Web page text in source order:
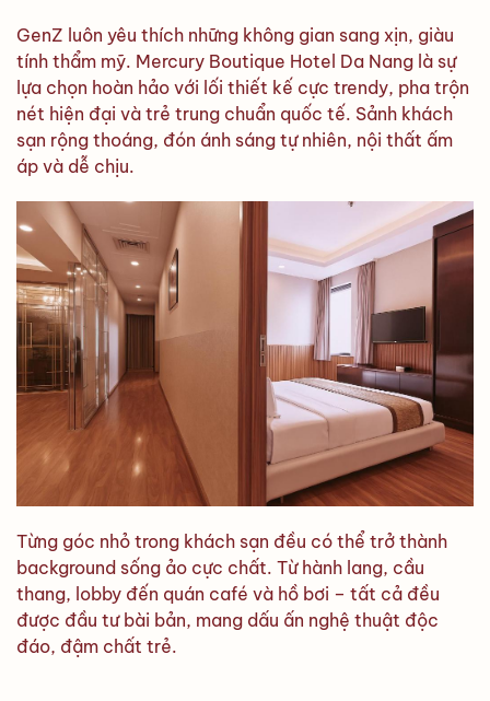
GenZ luôn yêu thích những không gian sang xịn, giàu
tính thẩm mỹ. Mercury Boutique Hotel Da Nang là sự
lựa chọn hoàn hảo với lối thiết kế cực trendy, pha trộn
nét hiện đại và trẻ trung chuẩn quốc tế. Sảnh khách
sạn rộng thoáng, đón ánh sáng tự nhiên, nội thất ấm
áp và dễ chịu.
Từng góc nhỏ trong khách sạn đều có thể trở thành
background sống ảo cực chất. Từ hành lang, cầu
thang, lobby đến quán café và hồ bơi – tất cả đều
được đầu tư bài bản, mang dấu ấn nghệ thuật độc
đáo, đậm chất trẻ.